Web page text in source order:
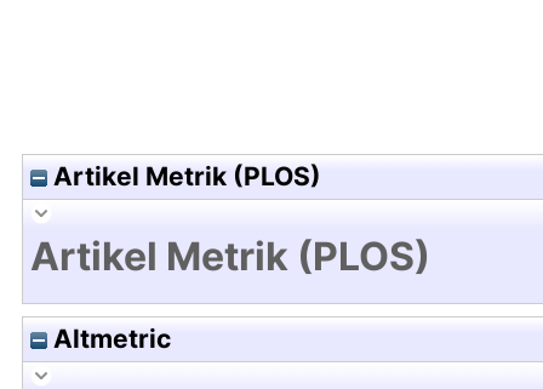
Artikel Metrik (PLOS)
Artikel Metrik (PLOS)
Altmetric